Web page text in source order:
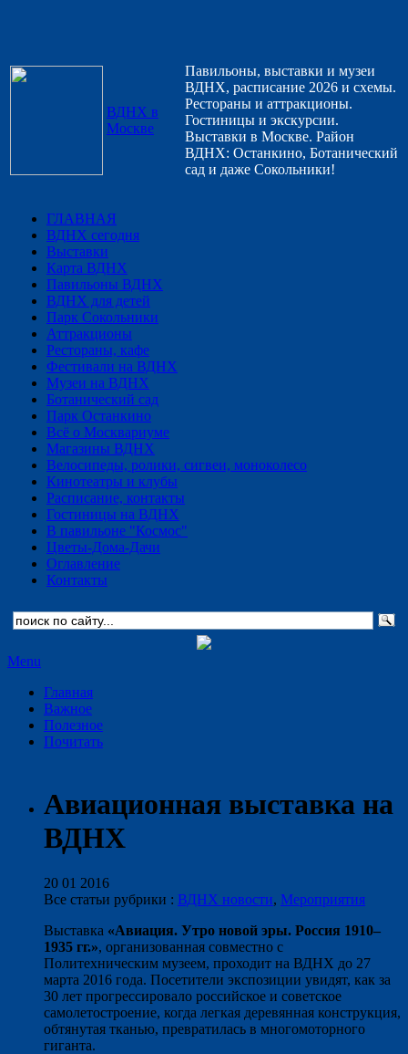
ВДНХ в
Москве
Павильоны, выставки и музеи
ВДНХ, расписание 2026 и схемы.
Рестораны и аттракционы.
Гостиницы и экскурсии.
Выставки в Москве. Район
ВДНХ: Останкино, Ботанический
сад и даже Сокольники!
ГЛАВНАЯ
ВДНХ сегодня
Выставки
Карта ВДНХ
Павильоны ВДНХ
ВДНХ для детей
Парк Сокольники
Аттракционы
Рестораны, кафе
Фестивали на ВДНХ
Музеи на ВДНХ
Ботанический сад
Парк Останкино
Всё о Москвариуме
Магазины ВДНХ
Велосипеды, ролики, сигвеи, моноколесо
Кинотеатры и клубы
Расписание, контакты
Гостиницы на ВДНХ
В павильоне "Космос"
Цветы-Дома-Дачи
Оглавление
Контакты
Menu
Главная
Важное
Полезное
Почитать
Авиационная выставка на
ВДНХ
20 01 2016
Все статьи рубрики : ВДНХ новости, Мероприятия
Выставка «Авиация. Утро новой эры. Россия 1910–
1935 гг.», организованная совместно с
Политехническим музеем, проходит на ВДНХ до 27
марта 2016 года. Посетители экспозиции увидят, как за
30 лет прогрессировало российское и советское
самолетостроение, когда легкая деревянная конструкция,
обтянутая тканью, превратилась в многомоторного
гиганта.